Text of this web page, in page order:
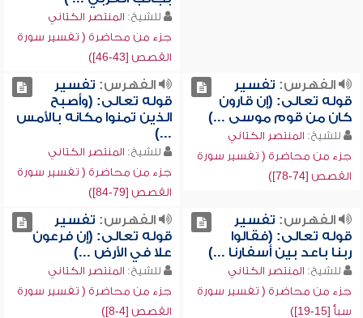
للشيخ: المنتصر الكتاني
جزء من محاضرة ( تفسير سورة
القصص [43-46])
الفهرس: تفسير
قوله تعالى: (إن قارون
كان من قوم موسى ...)
للشيخ: المنتصر الكتاني
جزء من محاضرة ( تفسير سورة
القصص [74-78])
الفهرس: تفسير
قوله تعالى: (وأصبح
الذين تمنوا مكانه بالأمس
...)
للشيخ: المنتصر الكتاني
جزء من محاضرة ( تفسير سورة
القصص [79-84])
الفهرس: تفسير
قوله تعالى: (فقالوا
ربنا باعد بين أسفارنا ...)
للشيخ: المنتصر الكتاني
جزء من محاضرة ( تفسير سورة
سبأ [15-19])
الفهرس: تفسير
قوله تعالى: (إن فرعون
علا في الأرض ...)
للشيخ: المنتصر الكتاني
جزء من محاضرة ( تفسير سورة
القصص [4-8])